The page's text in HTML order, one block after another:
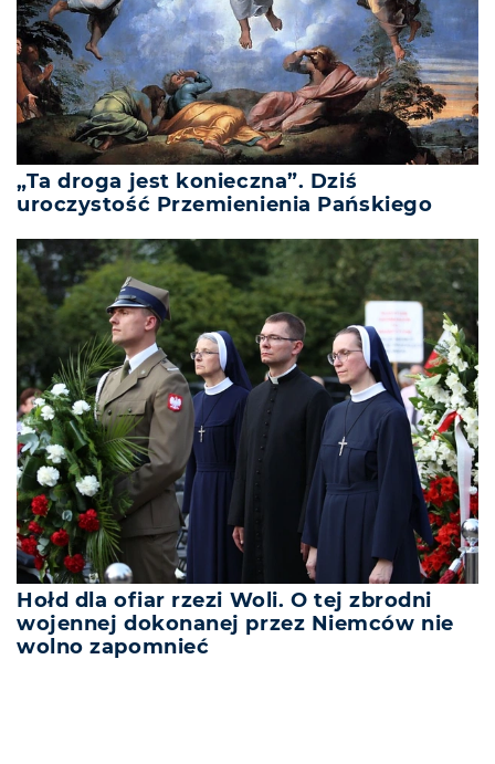
„Ta droga jest konieczna”. Dziś
uroczystość Przemienienia Pańskiego
Hołd dla ofiar rzezi Woli. O tej zbrodni
wojennej dokonanej przez Niemców nie
wolno zapomnieć